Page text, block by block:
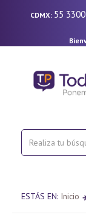
CDMX: 55
ESTÁS EN: Inicio